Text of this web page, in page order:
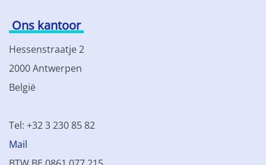
Ons kantoor
Hessenstraatje 2
2000 Antwerpen
België
Tel: +32 3 230 85 82
Mail